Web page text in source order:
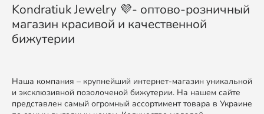
Kondratiuk Jewelry 💜- оптово-розничный
магазин красивой и качественной
бижутерии
Наша компания – крупнейший интернет-магазин уникальной
и эксклюзивной позолоченой бижутерии. На нашем сайте
представлен самый огромный ассортимент товара в Украине